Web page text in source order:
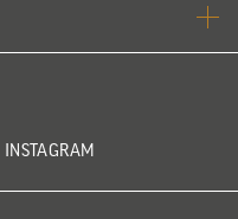
INSTAGRAM